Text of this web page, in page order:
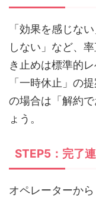
「効果を感じな
しない」など、
き止めは標準的
「一時休止」の
の場合は「解約
ょう。
STEP5：完了
オペレーターか